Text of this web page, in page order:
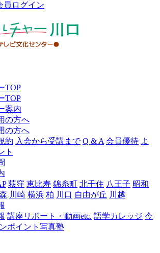
員ログイン
ャ
口
TOP
TOP
案内
の方へ
の方へ
約 入会から受講まで Q & A 会員優待 よ
ト
荻窪 恵比寿 錦糸町 北千住 八王子 昭和
川崎 横浜 柏 川口 自由が丘 川越
講座リポート・動画etc. 語学カレッジ 今
ポイント写真塾